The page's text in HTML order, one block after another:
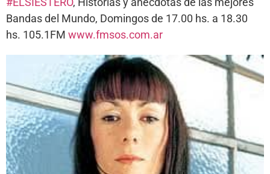
Bandas del Mundo, Domingos de 17.00 hs. a 18.30
hs. 105.1FM www.fmsos.com.ar